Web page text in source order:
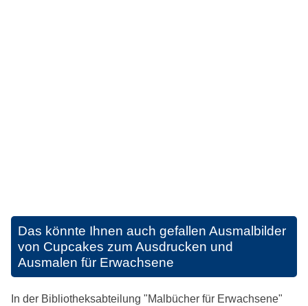
Das könnte Ihnen auch gefallen Ausmalbilder
von Cupcakes zum Ausdrucken und
Ausmalen für Erwachsene
In der Bibliotheksabteilung "Malbücher für Erwachsene"